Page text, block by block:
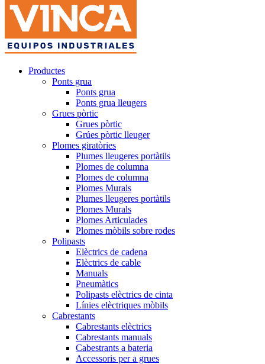
Productes
Ponts grua
Ponts grua
Ponts grua lleugers
Grues pòrtic
Grues pòrtic
Grúes pòrtic lleuger
Plomes giratòries
Plumes lleugeres portàtils
Plomes de columna
Plomes de columna
Plomes Murals
Plumes lleugeres portàtils
Plomes Murals
Plomes Articulades
Plomes mòbils sobre rodes
Polipasts
Elèctrics de cadena
Elèctrics de cable
Manuals
Pneumàtics
Polipasts elèctrics de cinta
Línies elèctriques mòbils
Cabrestants
Cabrestants elèctrics
Cabrestants manuals
Cabestrants a bateria
Accessoris per a grues